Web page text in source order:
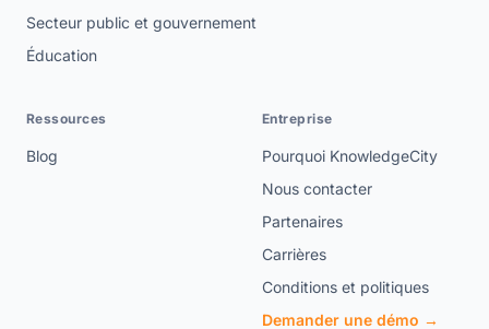
Secteur public et gouvernement
Éducation
Ressources
Blog
Entreprise
Pourquoi KnowledgeCity
Nous contacter
Partenaires
Carrières
Conditions et politiques
Demander une démo →